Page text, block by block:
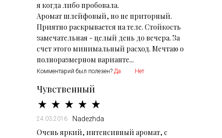
я когда либо пробовала.
Аромат шлейфовый, но не приторный.
Приятно раскрывается на теле. Стойкость
замечательная - целый день до вечера. За
счет этого минимальный расход. Мечтаю о
полноразмерном варианте...
Комментарий был полезен? Да Нет
Чувственный
24.03.2016 Nadezhda
Очень яркий, интенсивный аромат, с